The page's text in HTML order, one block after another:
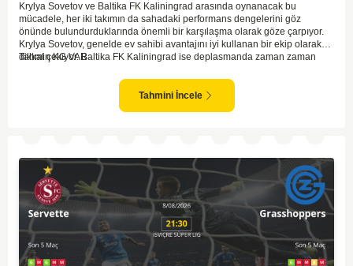
Krylya Sovetov ve Baltika FK Kaliningrad arasında oynanacak bu
mücadele, her iki takımın da sahadaki performans dengelerini göz
önünde bulundurduklarında önemli bir karşılaşma olarak göze çarpıyor.
Krylya Sovetov, genelde ev sahibi avantajını iyi kullanan bir ekip olarak
dikkat çekiyor. Baltika FK Kaliningrad ise deplasmanda zaman zaman
ve seyirci desteğini arkasına alarak gol yollarında etkili olması, maçın
seyrini değiştirebilecek bir faktör olarak değerlendiriliyor. Bununla birlikte,
Baltika'nın savunma direncini kırabilmesi, maçı daha heyecanlı hale
Tahmin KG VAR
Tahmini İncele